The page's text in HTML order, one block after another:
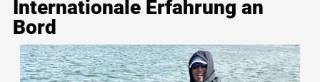
Internationale Erfahrung an
Bord